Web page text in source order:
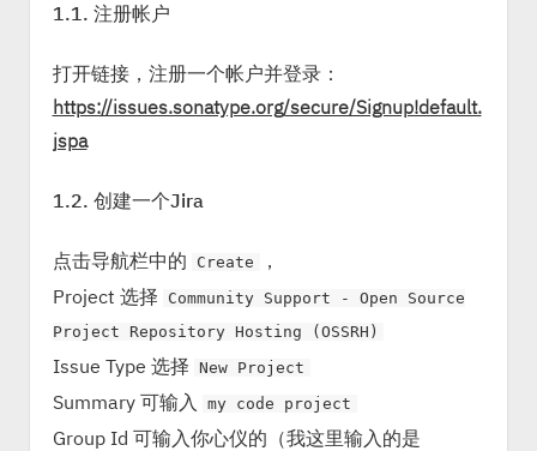
1.1. 注册帐户
打开链接，注册一个帐户并登录：
https://issues.sonatype.org/secure/Signup!default.
jspa
1.2. 创建一个Jira
点击导航栏中的 Create
，
Project 选择
Community Support - Open Source
Project Repository Hosting (OSSRH)
Issue Type 选择 New Project
Summary 可输入 my code project
Group Id 可输入你心仪的（我这里输入的是